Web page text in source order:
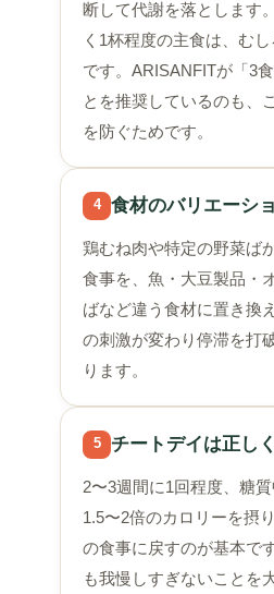
断して代謝を落とします
く1杯程度の主食は、む
です。ARISANFITが「3
とを推奨しているのも、
を防ぐためです。
4 食材のバリエーシ
鶏むね肉や特定の野菜ば
食事を、魚・大豆製品・
ばなど違う食材に置き換
の刺激が変わり停滞を打
ります。
5 チートデイは正し
2〜3週間に1回程度、糖
1.5〜2倍のカロリーを摂
の食事に戻すのが基本で
も我慢しすぎないことを